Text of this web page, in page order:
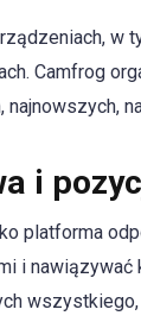
w
Camfrog
najnowszych,
i
platforma
i nawiązywać